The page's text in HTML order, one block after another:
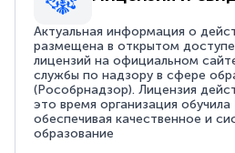
Актуальная информация о
размещена в открытом
лицензий на официальном
службы по надзору в сфере
(Рособрнадзор). Лицензия
это время организация
обеспечивая качественное и
образование